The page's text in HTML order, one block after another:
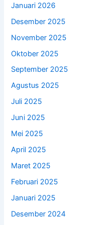
Januari 2026
Desember 2025
November 2025
Oktober 2025
September 2025
Agustus 2025
Juli 2025
Juni 2025
Mei 2025
April 2025
Maret 2025
Februari 2025
Januari 2025
Desember 2024